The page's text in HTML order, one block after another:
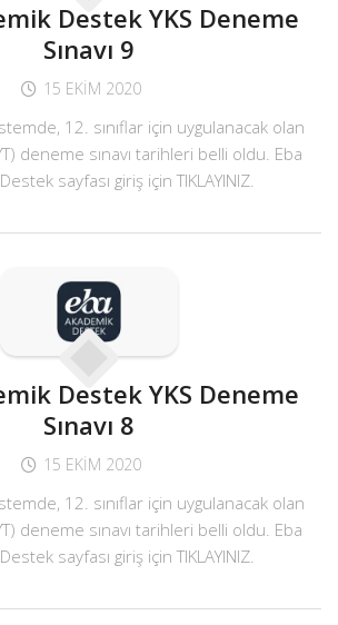
Destek YKS Deneme
Sınavı 9
15 EKIM 2020
12. sınıflar için uygulanacak olan
deneme sınavı tarihleri belli oldu. Eba
sayfası giriş için TIKLAYINIZ.
Destek YKS Deneme
Sınavı 8
15 EKIM 2020
12. sınıflar için uygulanacak olan
deneme sınavı tarihleri belli oldu. Eba
sayfası giriş için TIKLAYINIZ.